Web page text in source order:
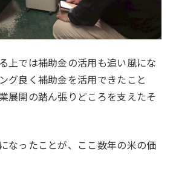
国内・海外研修委員会
コネクト委員会
上では補助金の活用も追い風にな
グ良く補助金を活用できたこと
展開の踏ん張りどころを支えたそ
なったことが、ここ数年の米の価